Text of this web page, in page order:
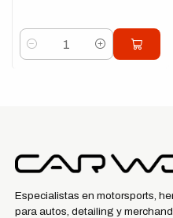
Cantidad
Especialistas en motorsports,
para autos, detailing y